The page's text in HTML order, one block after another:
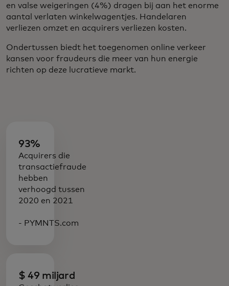
en valse weigeringen (4%) dragen bij aan het enorme
aantal verlaten winkelwagentjes. Handelaren
verliezen omzet en acquirers verliezen kosten.
Ondertussen biedt het toegenomen online verkeer
kansen voor fraudeurs die meer van hun energie
richten op deze lucratieve markt.
93%
Acquirers die
transactiefraude
hebben
verhoogd tussen
2020 en 2021
- PYMNTS.com
$ 49 miljard